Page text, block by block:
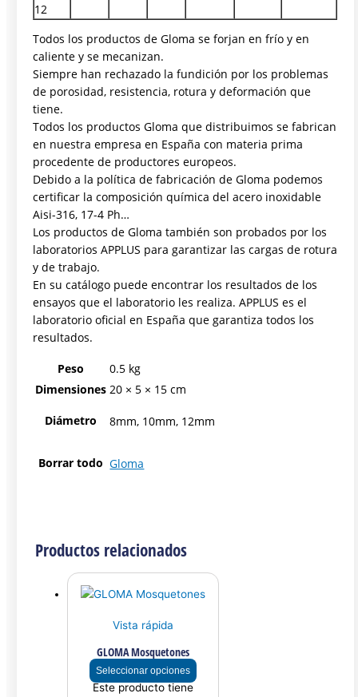
12
Todos los productos de Gloma se forjan en frío y en
caliente y se mecanizan.
Siempre han rechazado la fundición por los problemas
de porosidad, resistencia, rotura y deformación que
tiene.
Todos los productos Gloma que distribuimos se fabrican
en nuestra empresa en España con materia prima
procedente de productores europeos.
Debido a la política de fabricación de Gloma podemos
certificar la composición química del acero inoxidable
Aisi-316, 17-4 Ph…
Los productos de Gloma también son probados por los
laboratorios APPLUS para garantizar las cargas de rotura
y de trabajo.
En su catálogo puede encontrar los resultados de los
ensayos que el laboratorio les realiza. APPLUS es el
laboratorio oficial en España que garantiza todos los
resultados.
Peso
0.5 kg
Dimensiones 20 × 5 × 15 cm
Diámetro 8mm, 10mm, 12mm
Borrar todo Gloma
Productos relacionados
Vista rápida
GLOMA Mosquetones
Seleccionar opciones
Este producto tiene